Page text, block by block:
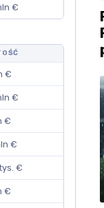
€
€
€
€
€
€
€